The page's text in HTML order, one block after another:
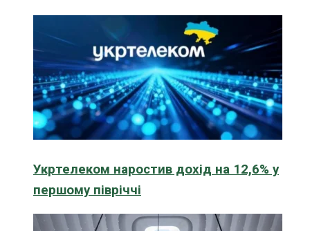
Укртелеком наростив дохід на 12,6% у
першому півріччі